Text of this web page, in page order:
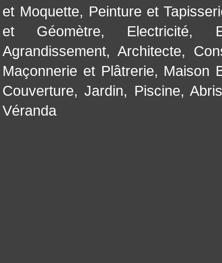
et Moquette, Peinture et
et Géomètre, Electricité,
Agrandissement, Architecte,
Maçonnerie et Plâtrerie, Maison
Couverture,Jardin, Piscine,
Véranda